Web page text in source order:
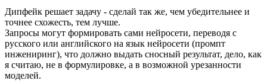
Дипфейк решает задачу - сделай так же, чем убедительнее и
точнее схожесть, тем лучше.
Запросы могут формировать сами нейросети, переводя с
русского или английского на язык нейросети (промпт
инжениринг), что должно выдать сносный результат, дело, как
я считаю, не в формулировке, а в возможной урезанности
моделей.